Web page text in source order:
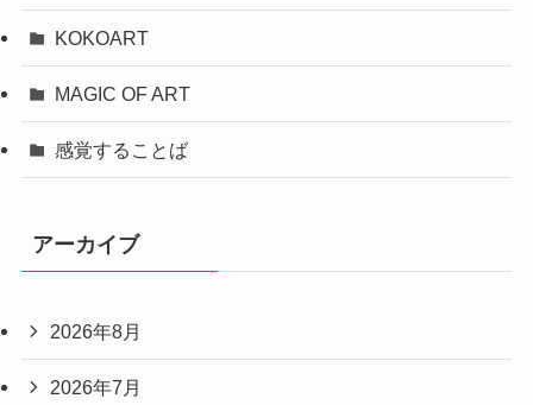
KOKOART
MAGIC OF ART
感覚することば
アーカイブ
2026年8月
2026年7月